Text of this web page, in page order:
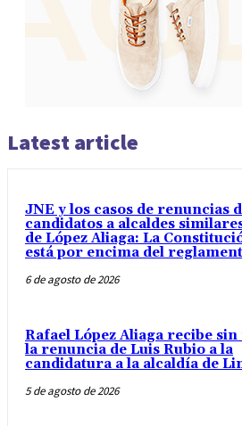
Latest article
JNE y los casos de renuncias
candidatos a alcaldes
de López Aliaga: La
está por encima del
6 de agosto de 2026
Rafael López Aliaga recibe
la renuncia de Luis Rubio a la
candidatura a la alcaldía de
5 de agosto de 2026